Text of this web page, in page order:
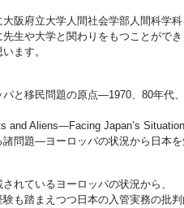
阪府立大学人間社会学部人間科学科
生や大学と関わりをもつことができ
ます。
と移民問題の原点―1970、80年代
and Aliens—Facing Japan’s Situation
諸問題―ヨーロッパの状況から日本を
れているヨーロッパの状況から、
も踏まえつつ日本の入管実務の批判